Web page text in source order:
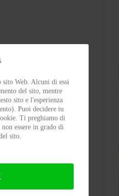
Web. Alcuni di essi
del sito, mentre
sito e l'esperienza
Puoi decidere tu
Ti preghiamo di
essere in grado di
sito.